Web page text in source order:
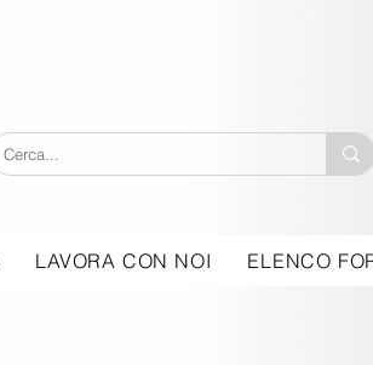
LAVORA CON NOI ELENCO